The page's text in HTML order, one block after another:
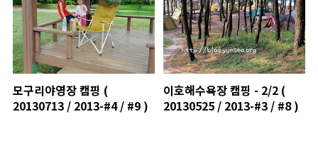
모구리야영장 캠핑 (
20130713 / 2013-#4 / #9 )
이호해수욕장 캠핑 - 2/2 (
20130525 / 2013-#3 / #8 )